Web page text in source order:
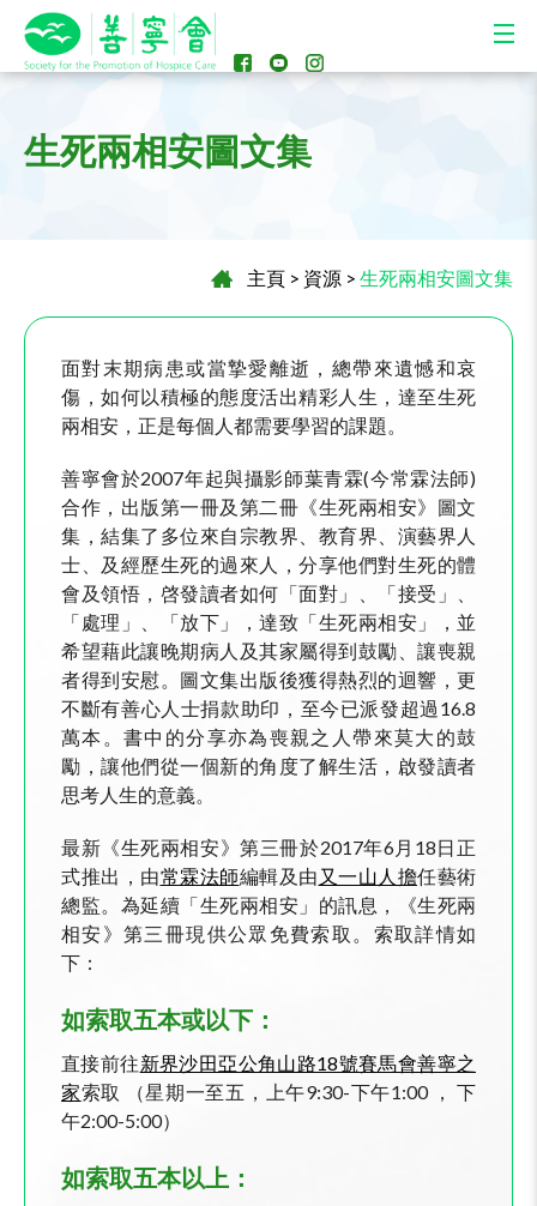
生死兩相安圖文集
主頁 > 資源 > 生死兩相安圖文集
面對末期病患或當摯愛離逝，總帶來遺憾和哀
傷，如何以積極的態度活出精彩人生，達至生死
兩相安，正是每個人都需要學習的課題。
善寧會於2007年起與攝影師葉青霖(今常霖法師)
合作，出版第一冊及第二冊《生死兩相安》圖文
集，結集了多位來自宗教界、教育界、演藝界人
士、及經歷生死的過來人，分享他們對生死的體
會及領悟，啓發讀者如何「面對」、「接受」、
「處理」、「放下」，達致「生死兩相安」，並
希望藉此讓晚期病人及其家屬得到鼓勵、讓喪親
者得到安慰。圖文集出版後獲得熱烈的迴響，更
不斷有善心人士捐款助印，至今已派發超過16.8
萬本。書中的分享亦為喪親之人帶來莫大的鼓
勵，讓他們從一個新的角度了解生活，啟發讀者
思考人生的意義。
最新《生死兩相安》第三冊於2017年6月18日正
式推出，由常霖法師編輯及由 又一山人擔任藝術
總監。為延續「生死兩相安」的訊息，《生死兩
相安》第三冊現供公眾免費索取。索取詳情如
下：
如索取五本或以下：
直接前往新界沙田亞公角山路18號賽馬會善寧之
家索取 （星期一至五，上午9:30-下午1:00 ， 下
午2:00-5:00）
如索取五本以上：